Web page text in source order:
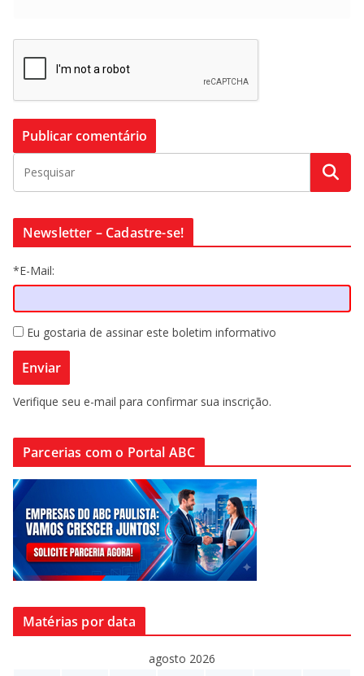
Newsletter – Cadastre-se!
*E-Mail:
Eu gostaria de assinar este boletim informativo
Verifique seu e-mail para confirmar sua inscrição.
Parcerias com o Portal ABC
Matérias por data
agosto 2026